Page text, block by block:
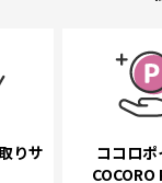
りサ
ココロポ